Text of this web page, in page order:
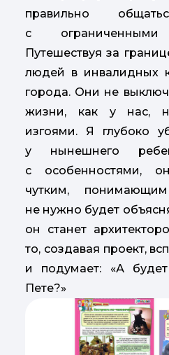
правильно
с ограниченными
Путешествуя за
людей в инвалидных
города. Они не
жизни, как у нас,
изгоями. Я глубоко
у нынешнего
с особенностями,
чутким,
не нужно будет
он станет
то, создавая проект,
и подумает: «А
Пете?»